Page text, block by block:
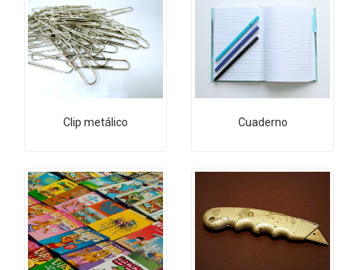
Clip metálico Cuaderno